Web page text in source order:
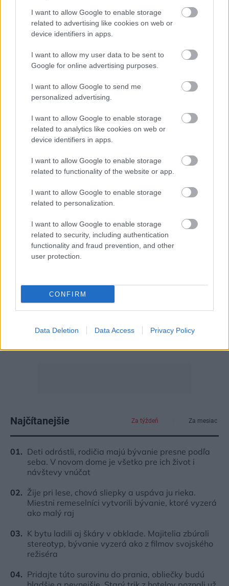
I want to allow Google to enable storage
related to advertising like cookies on web or
device identifiers in apps.
I want to allow my user data to be sent to
Google for online advertising purposes.
I want to allow Google to send me
personalized advertising.
I want to allow Google to enable storage
related to analytics like cookies on web or
device identifiers in apps.
I want to allow Google to enable storage
related to functionality of the website or app.
I want to allow Google to enable storage
related to personalization.
I want to allow Google to enable storage
related to security, including authentication
functionality and fraud prevention, and other
user protection.
CONFIRM
Data Deletion Data Access Privacy Policy
Diskusia
Najčítanejšie Za týždeň Za mesiac
Deti odrástli, rodičia majú bývanie presne podľa
seba. V novom dome je všetko pre ich život i
návštevy vnúčat
Žije pri lese, chová sliepky a uspáva ju rieka.
Miestni remeselníci vytvorili bývanie, ktoré vyzerá
ako malý raj
K bytu ladili aj škáry v obklade. Majitelia zbúrali
stereotyp, bývanie vyzerá ako z filmov svojského
režiséra
Pridajte túto surovinu do prania, obliečky budú